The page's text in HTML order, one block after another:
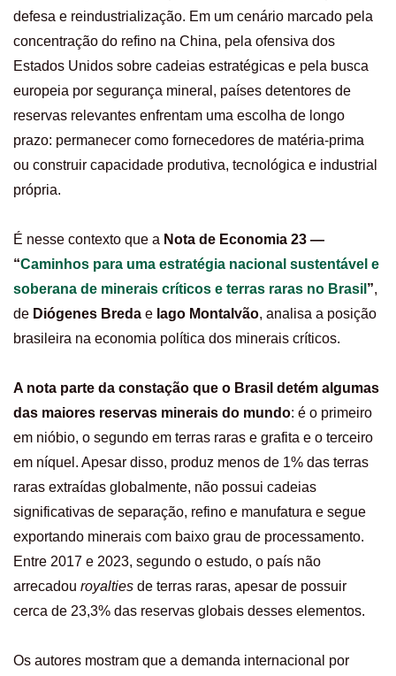
defesa e reindustrialização. Em um cenário marcado pela
concentração do refino na China, pela ofensiva dos
Estados Unidos sobre cadeias estratégicas e pela busca
europeia por segurança mineral, países detentores de
reservas relevantes enfrentam uma escolha de longo
prazo: permanecer como fornecedores de matéria-prima
ou construir capacidade produtiva, tecnológica e industrial
própria.
É nesse contexto que a Nota de Economia 23 —
“Caminhos para uma estratégia nacional sustentável e
soberana de minerais críticos e terras raras no Brasil ”,
de Diógenes Breda e Iago Montalvão, analisa a posição
brasileira na economia política dos minerais críticos.
A nota parte da constação que o Brasil detém algumas
das maiores reservas minerais do mundo: é o primeiro
em nióbio, o segundo em terras raras e grafita e o terceiro
em níquel. Apesar disso, produz menos de 1% das terras
raras extraídas globalmente, não possui cadeias
significativas de separação, refino e manufatura e segue
exportando minerais com baixo grau de processamento.
Entre 2017 e 2023, segundo o estudo, o país não
arrecadou royalties de terras raras, apesar de possuir
cerca de 23,3% das reservas globais desses elementos.
Os autores mostram que a demanda internacional por